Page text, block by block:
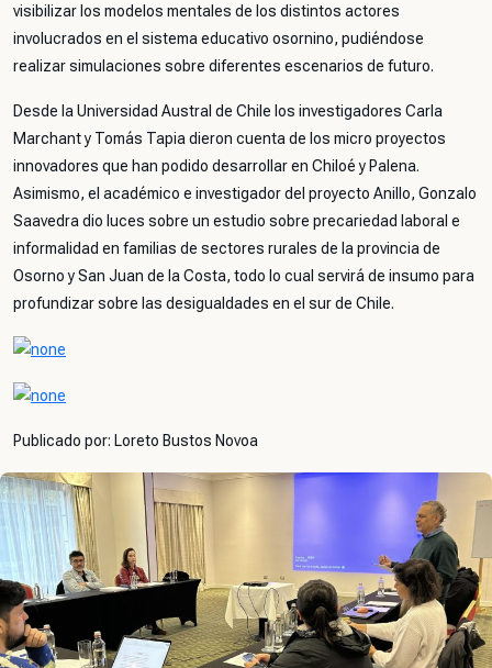
visibilizar los modelos mentales de los distintos actores
involucrados en el sistema educativo osornino, pudiéndose
realizar simulaciones sobre diferentes escenarios de futuro.
Desde la Universidad Austral de Chile los investigadores Carla
Marchant y Tomás Tapia dieron cuenta de los micro proyectos
innovadores que han podido desarrollar en Chiloé y Palena.
Asimismo, el académico e investigador del proyecto Anillo, Gonzalo
Saavedra dio luces sobre un estudio sobre precariedad laboral e
informalidad en familias de sectores rurales de la provincia de
Osorno y San Juan de la Costa, todo lo cual servirá de insumo para
profundizar sobre las desigualdades en el sur de Chile.
Publicado por: Loreto Bustos Novoa